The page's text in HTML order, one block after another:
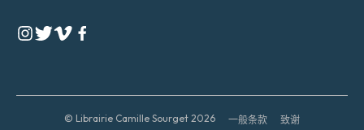
© Librairie Camille Sourget 2026 一般条款 致谢